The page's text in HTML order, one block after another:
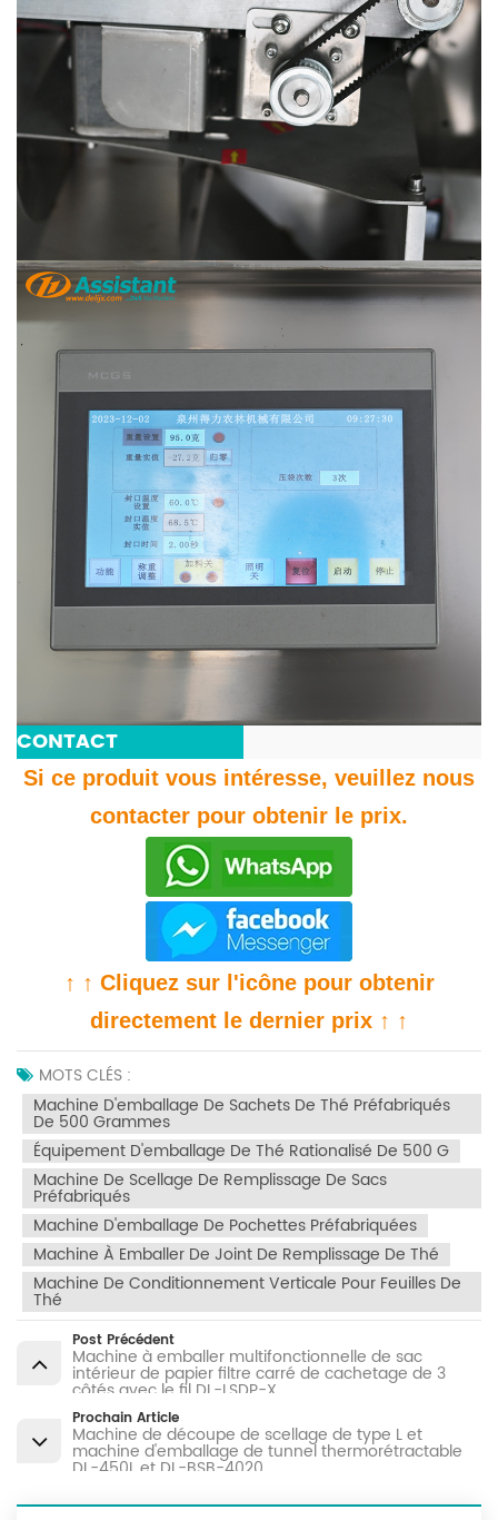
CONTACT
Si ce produit vous intéresse, veuillez nous
contacter pour obtenir le prix.
↑ ↑ Cliquez sur l'icône pour obtenir
directement le dernier prix ↑ ↑
MOTS CLÉS :
Machine D'emballage De Sachets De Thé Préfabriqués
De 500 Grammes
Équipement D'emballage De Thé Rationalisé De 500 G
Machine De Scellage De Remplissage De Sacs
Préfabriqués
Machine D'emballage De Pochettes Préfabriquées
Machine À Emballer De Joint De Remplissage De Thé
Machine De Conditionnement Verticale Pour Feuilles De
Thé
Post Précédent
Machine à emballer multifonctionnelle de sac
intérieur de papier filtre carré de cachetage de 3
côtés avec le fil DL-LSDP-X
Prochain Article
Machine de découpe de scellage de type L et
machine d'emballage de tunnel thermorétractable
DL-450L et DL-BSB-4020